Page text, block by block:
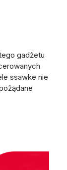
gadżetu
ssawke nie